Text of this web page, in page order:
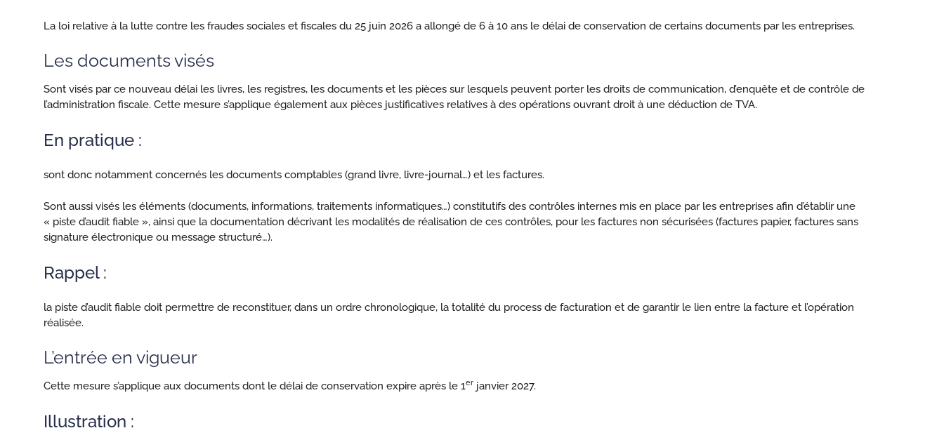
La loi relative à la lutte contre les fraudes sociales et fiscales du 25 juin 2026 a allongé de 6 à 10 ans le délai de conservation de certains documents par les entreprises.
Les documents visés
Sont visés par ce nouveau délai les livres, les registres, les documents et les pièces sur lesquels peuvent porter les droits de communication, d’enquête et de contrôle de
l’administration fiscale. Cette mesure s’applique également aux pièces justificatives relatives à des opérations ouvrant droit à une déduction de TVA.
En pratique :
sont donc notamment concernés les documents comptables (grand livre, livre-journal…) et les factures.
Sont aussi visés les éléments (documents, informations, traitements informatiques…) constitutifs des contrôles internes mis en place par les entreprises afin d’établir une
« piste d’audit fiable », ainsi que la documentation décrivant les modalités de réalisation de ces contrôles, pour les factures non sécurisées (factures papier, factures sans
signature électronique ou message structuré…).
Rappel :
la piste d’audit fiable doit permettre de reconstituer, dans un ordre chronologique, la totalité du process de facturation et de garantir le lien entre la facture et l’opération
réalisée.
L’entrée en vigueur
Cette mesure s’applique aux documents dont le délai de conservation expire après le 1er janvier 2027.
Illustration :